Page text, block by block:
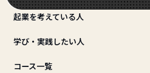
起業を考えている人
学び・実践したい人
コース一覧